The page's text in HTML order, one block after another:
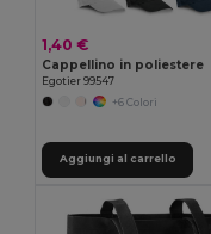
1,40 €
Cappellino in poliestere
Egotier 99547
+6 Colori
Aggiungi al carrello